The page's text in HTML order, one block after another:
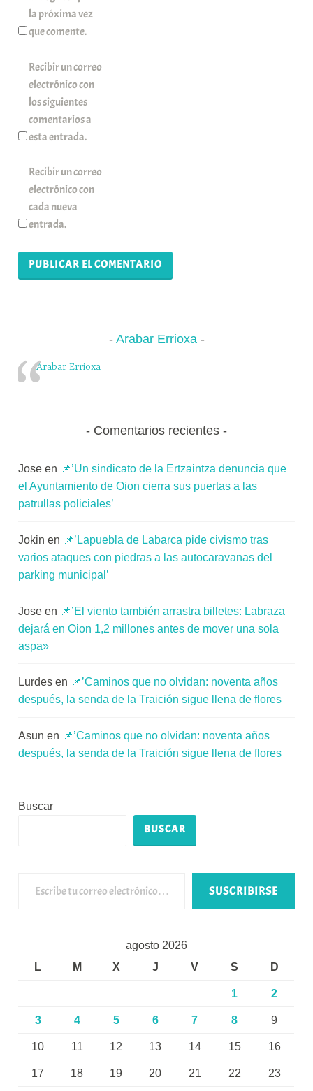
la próxima vez
que comente.
Recibir un correo
electrónico con
los siguientes
comentarios a
esta entrada.
Recibir un correo
electrónico con
cada nueva
entrada.
Arabar Errioxa
Arabar Errioxa
Comentarios recientes
Jose en 📌’Un sindicato de la Ertzaintza denuncia que
el Ayuntamiento de Oion cierra sus puertas a las
patrullas policiales’
Jokin en 📌’Lapuebla de Labarca pide civismo tras
varios ataques con piedras a las autocaravanas del
parking municipal’
Jose en 📌’El viento también arrastra billetes: Labraza
dejará en Oion 1,2 millones antes de mover una sola
aspa»
Lurdes en 📌’Caminos que no olvidan: noventa años
después, la senda de la Traición sigue llena de flores
Asun en 📌’Caminos que no olvidan: noventa años
después, la senda de la Traición sigue llena de flores
Buscar
BUSCAR
SUSCRIBIRSE
agosto 2026
L
M X J V S D
1 2
3 4 5 6 7 8 9
10 11 12 13 14 15 16
17 18 19 20 21 22 23